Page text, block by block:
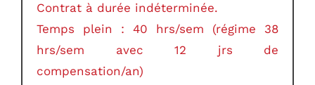
Contrat à durée indéterminée.
Temps plein : 40 hrs/sem (régime 38
hrs/sem avec 12 jrs de
compensation/an)